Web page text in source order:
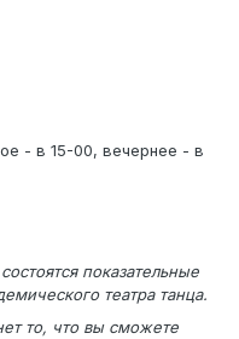
- в 15-00, вечернее - в
показательные
театра танца.
то, что вы сможете